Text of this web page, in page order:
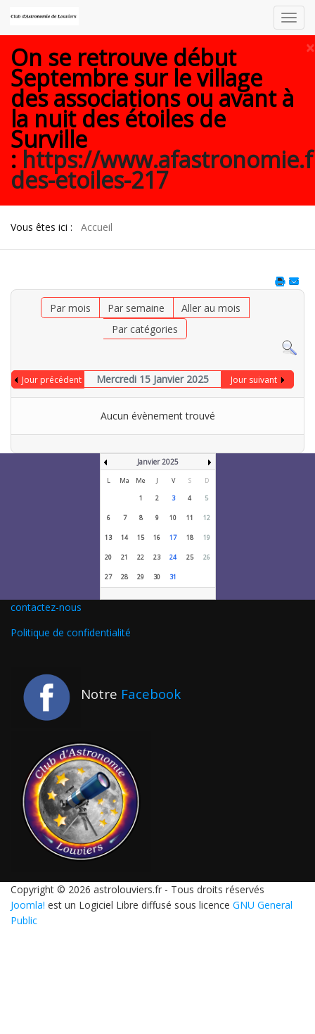
×
On se retrouve début
Septembre sur le village
des associations ou avant à
la nuit des étoiles de
Surville
: https://
des-etoiles-217
Vous êtes ici : Accueil
Par mois Par semaine
Aller au mois
Par catégories
Jour précédent Mercredi 15 Janvier 2025 Jour suivant
Aucun évènement trouvé
Janvier 2025
L Ma Me J V S
D
1
2 3 4 5
6 7 8 9 10 11 12
13 14 15 16 17 18 19
20 21 22 23 24 25 26
27 28 29 30 31
contactez-nous
Politique de confidentialité
Notre Facebook
Copyright © 2026 astrolouviers.fr - Tous droits réservés
Joomla! est un Logiciel Libre diffusé sous licence GNU General
Public